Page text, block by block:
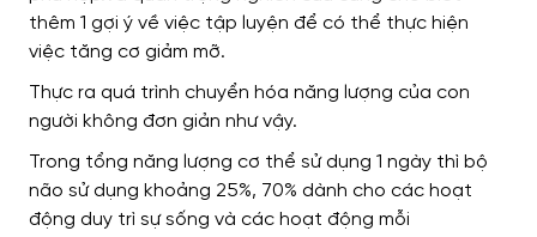
thêm 1 gợi ý về việc tập luyện để có thể thực hiện
việc tăng cơ giảm mỡ.
Thực ra quá trình chuyển hóa năng lượng của con
người không đơn giản như vậy.
Trong tổng năng lượng cơ thể sử dụng 1 ngày thì bộ
não sử dụng khoảng 25%, 70% dành cho các hoạt
động duy trì sự sống và các hoạt động mỗi